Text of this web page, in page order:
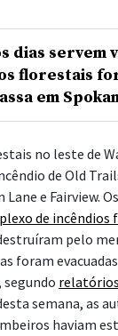
dias servem
florestais
em
no leste de
de Old
e Fairview.
de incêndios
pelo
foram
semana, as
haviam